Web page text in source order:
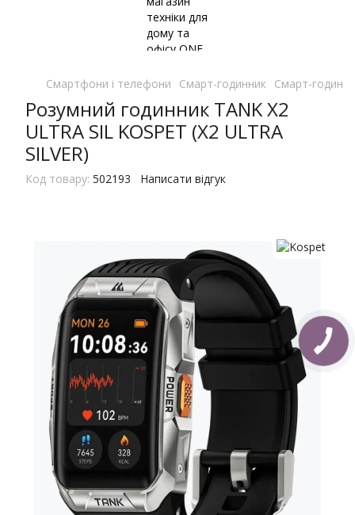
Смартфони і телефони Смарт-годинник Смарт-
Розумний годинник TANK X2
ULTRA SIL KOSPET (X2 ULTRA
SILVER)
Код товару: 502193 Написати відгук